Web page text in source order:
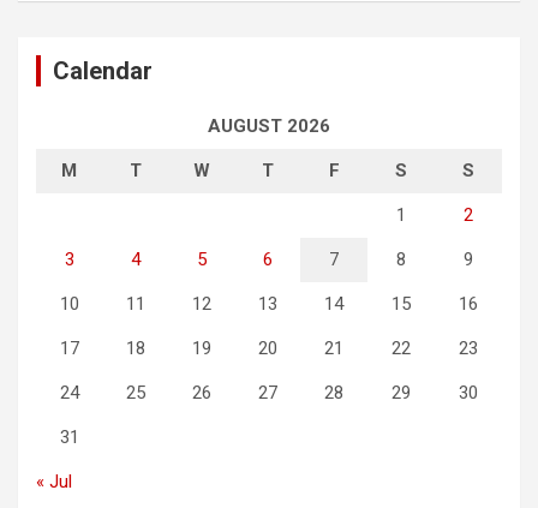
Calendar
AUGUST 2026
M T W T F S S
1 2
3 4 5 6 7 8 9
10 11 12 13 14 15 16
17 18 19 20 21 22 23
24 25 26 27 28 29 30
31
« Jul